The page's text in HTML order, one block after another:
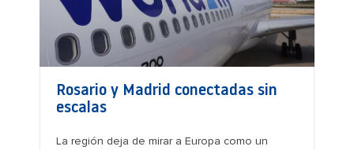
Rosario y Madrid conectadas sin
escalas
La región deja de mirar a Europa como un